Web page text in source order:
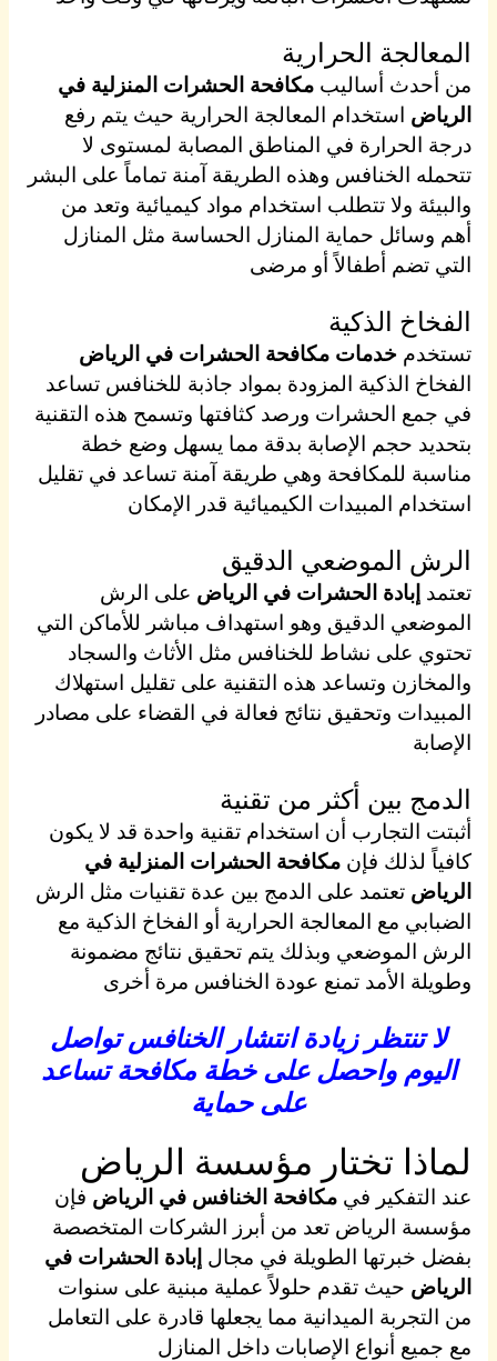
المعالجة الحرارية
من أحدث أساليبمكافحة الحشرات المنزلية في
الرياض استخدام المعالجة الحرارية حيث يتم رفع
درجة الحرارة في المناطق المصابة لمستوى لا
تتحمله الخنافس وهذه الطريقة آمنة تماماً على البشر
والبيئة ولا تتطلب استخدام مواد كيميائية وتعد من
أهم وسائل حماية المنازل الحساسة مثل المنازل
التي تضم أطفالاً أو مرضى
الفخاخ الذكية
تستخدم خدمات مكافحة الحشرات في الرياض
الفخاخ الذكية المزودة بمواد جاذبة للخنافس تساعد
في جمع الحشرات ورصد كثافتها وتسمح هذه التقنية
بتحديد حجم الإصابة بدقة مما يسهل وضع خطة
مناسبة للمكافحة وهي طريقة آمنة تساعد في تقليل
استخدام المبيدات الكيميائية قدر الإمكان
الرش الموضعي الدقيق
تعتمدإبادة الحشرات في الرياض على الرش
الموضعي الدقيق وهو استهداف مباشر للأماكن التي
تحتوي على نشاط للخنافس مثل الأثاث والسجاد
والمخازن وتساعد هذه التقنية على تقليل استهلاك
المبيدات وتحقيق نتائج فعالة في القضاء على مصادر
الإصابة
الدمج بين أكثر من تقنية
أثبتت التجارب أن استخدام تقنية واحدة قد لا يكون
كافياً لذلك فإن مكافحة الحشرات المنزلية في
الرياض تعتمد على الدمج بين عدة تقنيات مثل الرش
الضبابي مع المعالجة الحرارية أو الفخاخ الذكية مع
الرش الموضعي وبذلك يتم تحقيق نتائج مضمونة
وطويلة الأمد تمنع عودة الخنافس مرة أخرى
لا تنتظر زيادة انتشار الخنافس تواصل
اليوم واحصل على خطة مكافحة تساعد
على حماية
لماذا تختار مؤسسة الرياض
عند التفكير في مكافحة الخنافس في الرياض فإن
مؤسسة الرياض تعد من أبرز الشركات المتخصصة
بفضل خبرتها الطويلة في مجالإبادة الحشرات في
الرياض حيث تقدم حلولاً عملية مبنية على سنوات
من التجربة الميدانية مما يجعلها قادرة على التعامل
مع جميع أنواع الإصابات داخل المنازل